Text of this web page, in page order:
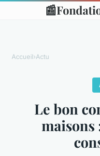
📰
Accueil›Actu
Le bon
maisons